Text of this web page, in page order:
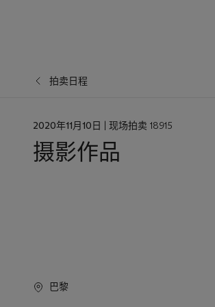
拍卖日程
日
2020年11月10日 | 现场拍卖 18915
摄影作品
巴黎